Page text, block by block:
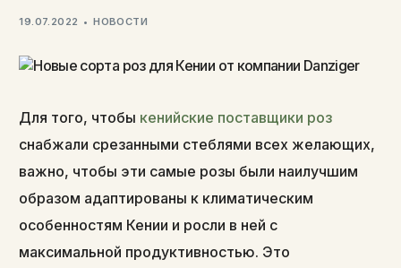
19.07.2022 НОВОСТИ
Для того, чтобы кенийские поставщики роз
снабжали срезанными стеблями всех желающих,
важно, чтобы эти самые розы были наилучшим
образом адаптированы к климатическим
особенностям Кении и росли в ней с
максимальной продуктивностью. Это